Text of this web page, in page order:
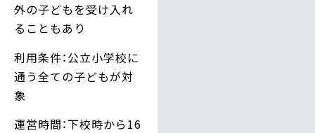
外の子どもを受け入れ
ることもあり
利用条件：公立小学校に
通う全ての子どもが対
象
運営時間：下校時から16